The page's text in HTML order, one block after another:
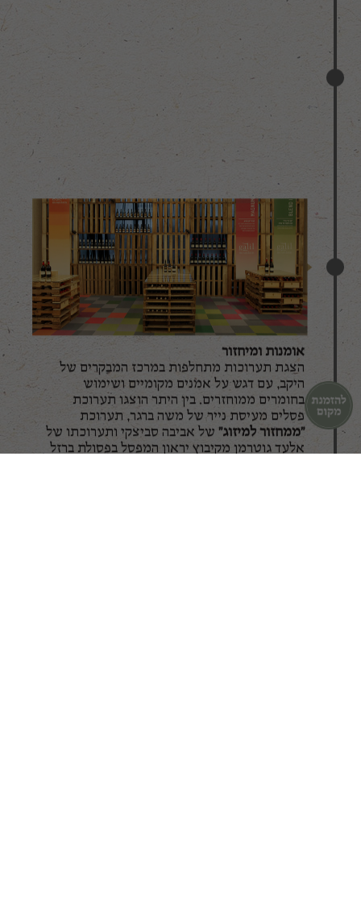
אומנות ומיחזור
הצגת תערוכות מתחלפות במרכז המבקרים של
היקב, עם דגש על אמנים מקומיים ושימוש
בחומרים ממוחזרים. בין היתר הוצגו תערוכת
פסלים מעיסת נייר של משה ברגר, תערוכת
"ממחזור למיזוג" של אביבה סביצקי ותערוכתו של
אלעד גוטרמן מקיבוץ יראון המפסל בפסולת ברזל